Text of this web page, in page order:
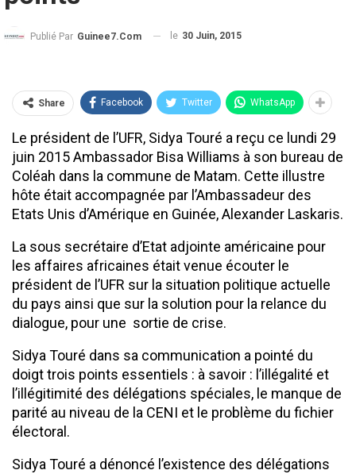
Publié Par Guinee7.com le 30 Juin, 2015
Share Facebook Twitter WhatsApp
Le président de l’UFR, Sidya Touré a reçu ce lundi 29
juin 2015 Ambassador Bisa Williams à son bureau de
Coléah dans la commune de Matam. Cette illustre
hôte était accompagnée par l’Ambassadeur des
Etats Unis d’Amérique en Guinée, Alexander Laskaris.
La sous secrétaire d’Etat adjointe américaine pour
les affaires africaines était venue écouter le
président de l’UFR sur la situation politique actuelle
du pays ainsi que sur la solution pour la relance du
dialogue, pour une sortie de crise.
Sidya Touré dans sa communication a pointé du
doigt trois points essentiels : à savoir : l’illégalité et
l’illégitimité des délégations spéciales, le manque de
parité au niveau de la CENI et le problème du fichier
électoral.
Sidya Touré a dénoncé l’existence des délégations